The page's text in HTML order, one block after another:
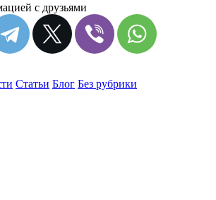
с друзьями
Статьи Блог Без рубрики